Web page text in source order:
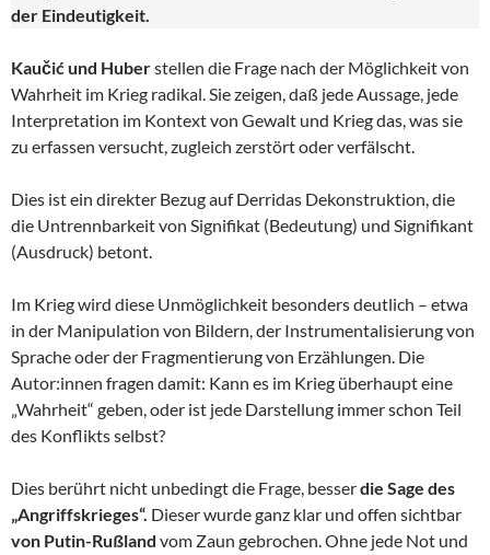
der Eindeutigkeit.
Kaučić und Huberstellen die Frage nach der Möglichkeit von
Wahrheit im Krieg radikal. Sie zeigen, daß jede Aussage, jede
Interpretation im Kontext von Gewalt und Krieg das, was sie
zu erfassen versucht, zugleich zerstört oder verfälscht.
Dies ist ein direkter Bezug auf Derridas Dekonstruktion, die
die Untrennbarkeit von Signifikat (Bedeutung) und Signifikant
(Ausdruck) betont.
Im Krieg wird diese Unmöglichkeit besonders deutlich – etwa
in der Manipulation von Bildern, der Instrumentalisierung von
Sprache oder der Fragmentierung von Erzählungen. Die
Autor:innen fragen damit: Kann es im Krieg überhaupt eine
„Wahrheit“ geben, oder ist jede Darstellung immer schon Teil
des Konflikts selbst?
Dies berührt nicht unbedingt die Frage, besserdie Sage des
„Angriffskrieges“. Dieser wurde ganz klar und offen sichtbar
von Putin-Rußland vom Zaun gebrochen. Ohne jede Not und